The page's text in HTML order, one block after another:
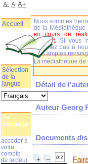
Détail de
Auteur Georg
Documents
Nous sommes
de la Médiathèque
en cours de
complet.
Si vous
n'hésitez pas à
plus amples
La médiathèque de
A- A A+
Accueil
Sélection
de la
langue
Se
connecte
r
accéder à
votre
compte
de lecteur